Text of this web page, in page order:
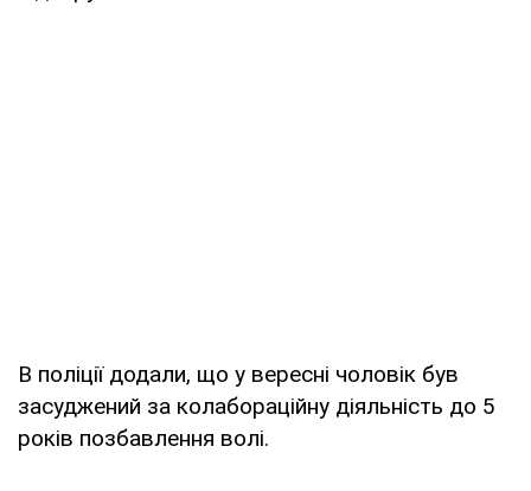
В поліції додали, що у вересні чоловік був
засуджений за колабораційну діяльність до 5
років позбавлення волі.